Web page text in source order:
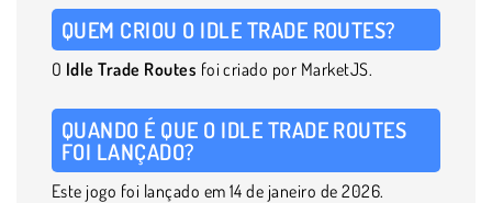
QUEM CRIOU O IDLE TRADE ROUTES?
O Idle Trade Routes foi criado por MarketJS.
QUANDO É QUE O IDLE TRADE ROUTES
FOI LANÇADO?
Este jogo foi lançado em 14 de janeiro de 2026.